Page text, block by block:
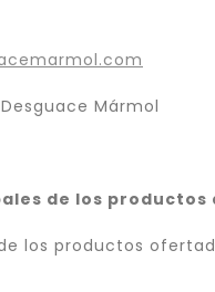
Mármol
de los productos
los productos